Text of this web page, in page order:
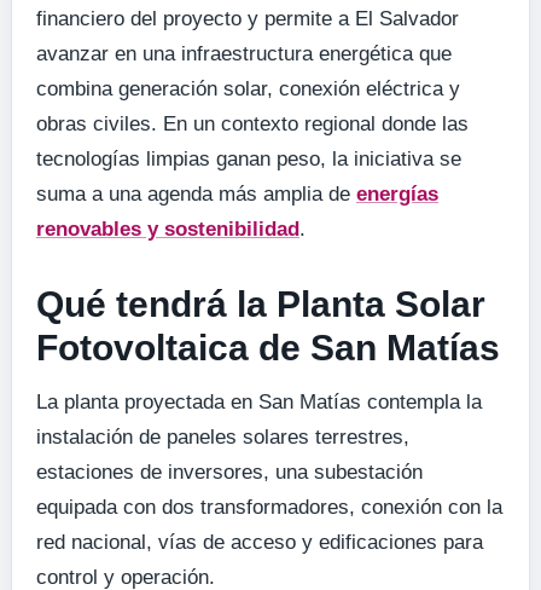
financiero del proyecto y permite a El Salvador
avanzar en una infraestructura energética que
combina generación solar, conexión eléctrica y
obras civiles. En un contexto regional donde las
tecnologías limpias ganan peso, la iniciativa se
suma a una agenda más amplia de energías
renovables y sostenibilidad.
Qué tendrá la Planta Solar
Fotovoltaica de San Matías
La planta proyectada en San Matías contempla la
instalación de paneles solares terrestres,
estaciones de inversores, una subestación
equipada con dos transformadores, conexión con la
red nacional, vías de acceso y edificaciones para
control y operación.